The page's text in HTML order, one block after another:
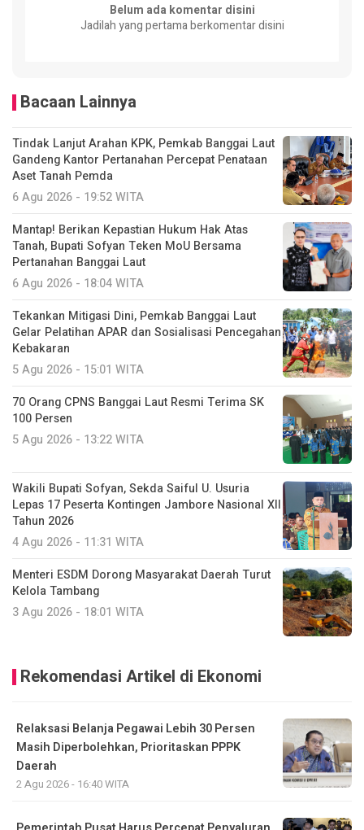
Belum ada komentar disini
Jadilah yang pertama berkomentar disini
Bacaan Lainnya
Tindak Lanjut Arahan KPK, Pemkab Banggai Laut
Gandeng Kantor Pertanahan Percepat Penataan
Aset Tanah Pemda
6 Agu 2026 - 19:52 WITA
Mantap! Berikan Kepastian Hukum Hak Atas
Tanah, Bupati Sofyan Teken MoU Bersama
Pertanahan Banggai Laut
6 Agu 2026 - 18:04 WITA
Tekankan Mitigasi Dini, Pemkab Banggai Laut
Gelar Pelatihan APAR dan Sosialisasi Pencegahan
Kebakaran
5 Agu 2026 - 15:01 WITA
70 Orang CPNS Banggai Laut Resmi Terima SK
100 Persen
5 Agu 2026 - 13:22 WITA
Wakili Bupati Sofyan, Sekda Saiful U. Usuria
Lepas 17 Peserta Kontingen Jambore Nasional XII
Tahun 2026
4 Agu 2026 - 11:31 WITA
Menteri ESDM Dorong Masyarakat Daerah Turut
Kelola Tambang
3 Agu 2026 - 18:01 WITA
Rekomendasi Artikel di Ekonomi
Relaksasi Belanja Pegawai Lebih 30 Persen
Masih Diperbolehkan, Prioritaskan PPPK
Daerah
2 Agu 2026 - 16:40 WITA